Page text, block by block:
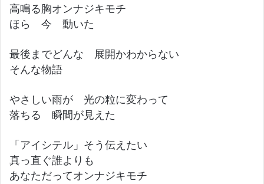
高鳴る胸オンナジキモチ
ほら 今 動いた
最後までどんな 展開かわからない
そんな物語
やさしい雨が 光の粒に変わって
落ちる 瞬間が見えた
「アイシテル」そう伝えたい
真っ直ぐ誰よりも
あなただってオンナジキモチ